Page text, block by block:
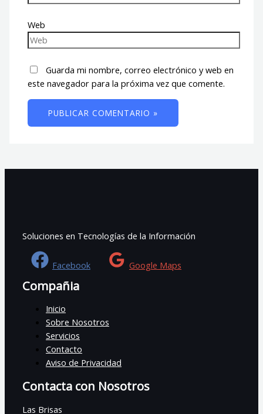
Web
Guarda mi nombre, correo electrónico y web en
este navegador para la próxima vez que comente.
Soluciones en Tecnologías de la Información
Facebook Google Maps
Compañia
Inicio
Sobre Nosotros
Servicios
Contacto
Aviso de Privacidad
Contacta con Nosotros
Las Brisas